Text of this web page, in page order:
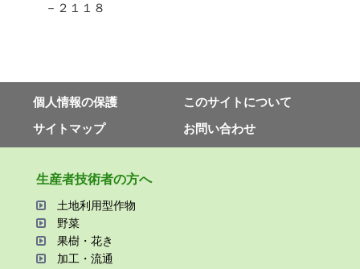
－２１１８
個⼈情報の保護
このサイトについて
サイトマップ
お問い合わせ
⽣産者技術者の⽅へ
⼟地利⽤型作物
野菜
果樹・花き
加⼯・流通